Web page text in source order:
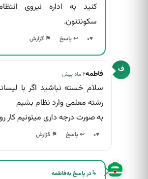
کنید به اداره نیروی
سکونتتون.
♥۰ ↩ پاسخ ⚑ گزارش
ف فاطمه۲ ماه پیش
سلام خسته نباشید اگر با
رشته معلمی وارد نظام بشیم
به صورت درجه داری میتونیم کار
♥۰ ↩ پاسخ ⚑ گزارش
↳در پاسخ بهفاطمه